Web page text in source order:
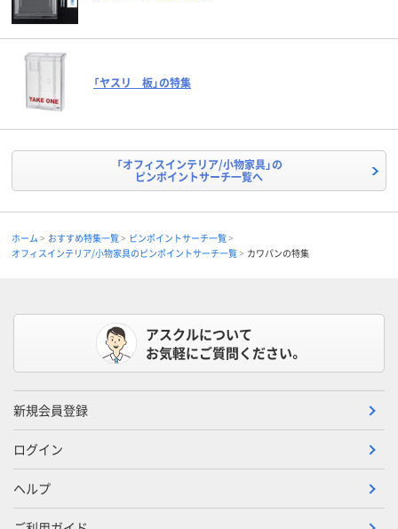
「ヤスリ 板」の特集
「オフィスインテリア/小物家具」の
ピンポイントサーチ一覧へ
ホーム おすすめ特集一覧
ピンポイントサーチ一覧
オフィスインテリア/小物家具のピンポイントサーチ一覧
カワパンの特集
アスクルについて
お気軽にご質問ください。
新規会員登録
ログイン
ヘルプ